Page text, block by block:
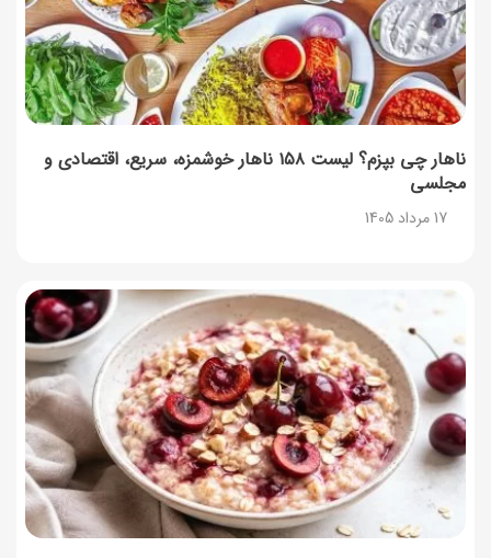
ناهار چی بپزم؟ لیست ۱۵۸ ناهار خوشمزه، سریع، اقتصادی و
مجلسی
17 مرداد 1405
لیست شهرهای فعال اُکالا
17 مرداد 1405
روش‌های استعلام کالابرگ (فعال بودن و موجودی)
17 مرداد 1405
نحوه دریافت رمز خرید کالابرگ برای خرید آنلاین (رمز
یکبارمصرف کالابرگ)
17 مرداد 1405
طرز تهیه مارمالاد انجیر خوشرنگ+ نکات شکرک نزدن
16 مرداد 1405